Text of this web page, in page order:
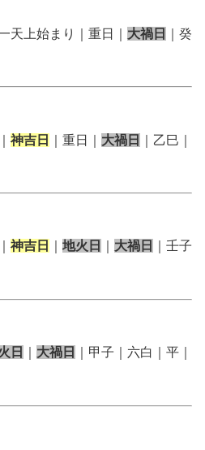
天上始まり｜重日｜ 大禍日
｜癸
神吉日 ｜重日｜ 大禍日
｜乙巳｜
神吉日 地火日 大禍日
｜壬子
日 大禍日
｜甲子｜六白｜平｜